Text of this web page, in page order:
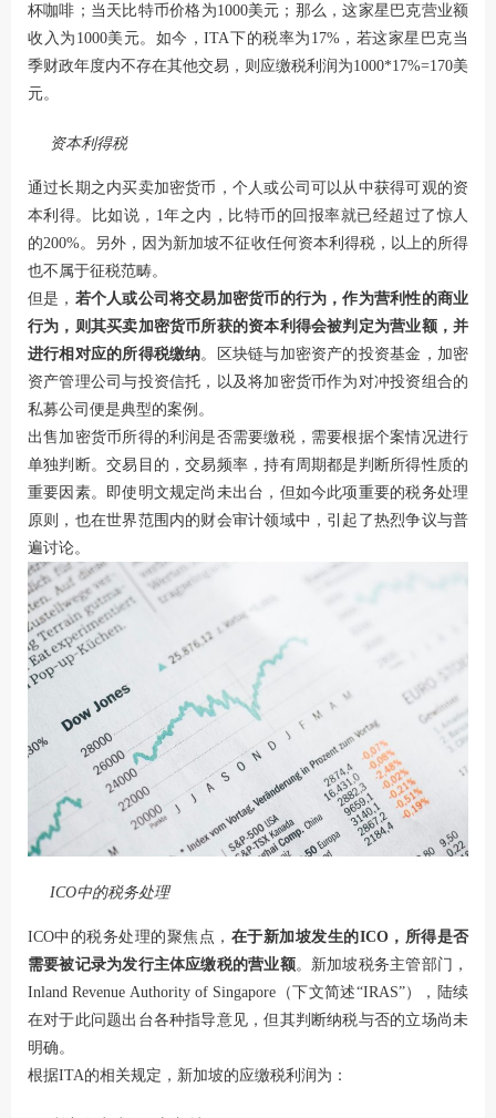
杯咖啡；当天比特币价格为1000美元；那么，这家星巴克营业额
收入为1000美元。如今，ITA下的税率为17%，若这家星巴克当
季财政年度内不存在其他交易，则应缴税利润为1000*17%=170美
元。
资本利得税
通过长期之内买卖加密货币，个人或公司可以从中获得可观的资
本利得。比如说，1年之内，比特币的回报率就已经超过了惊人
的200%。另外，因为新加坡不征收任何资本利得税，以上的所得
也不属于征税范畴。
但是， 若个人或公司将交易加密货币的行为，作为营利性的商业
行为，则其买卖加密货币所获的资本利得会被判定为营业额，并
进行相对应的所得税缴纳。区块链与加密资产的投资基金，加密
资产管理公司与投资信托，以及将加密货币作为对冲投资组合的
私募公司便是典型的案例。
出售加密货币所得的利润是否需要缴税，需要根据个案情况进行
单独判断。交易目的，交易频率，持有周期都是判断所得性质的
重要因素。即使明文规定尚未出台，但如今此项重要的税务处理
原则，也在世界范围内的财会审计领域中，引起了热烈争议与普
遍讨论。
ICO中的税务处理
ICO中的税务处理的聚焦点， 在于新加坡发生的ICO，所得是否
需要被记录为发行主体应缴税的营业额 。新加坡税务主管部门，
Inland Revenue Authority of Singapore（下文简述“IRAS”），陆续
在对于此问题出台各种指导意见，但其判断纳税与否的立场尚未
明确。
根据ITA的相关规定，新加坡的应缴税利润为：